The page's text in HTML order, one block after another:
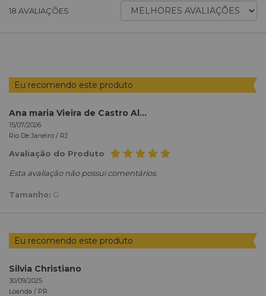
18 AVALIAÇÕES
ORDENAR
AVALIAÇÕES
Eu recomendo este produto
Ana maria Vieira de Castro Almeida
15/07/2026
Rio De Janeiro / RJ
Avaliação do Produto
Esta avaliação não possui comentários.
Tamanho: G
Eu recomendo este produto
Silvia Christiano
30/09/2025
Loanda / PR